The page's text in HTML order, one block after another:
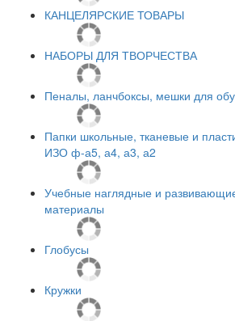
КАНЦЕЛЯРСКИЕ ТОВАРЫ
НАБОРЫ ДЛЯ ТВОРЧЕСТВА
Пеналы, ланчбоксы, мешки для
Папки школьные, тканевые и
ИЗО ф-а5, а4, а3, а2
Учебные наглядные и
материалы
Глобусы
Кружки